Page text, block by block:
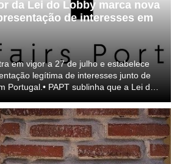
da Lei do Lobby marca nova
de interesses em
em vigor a 27 de julho e estabelece
legítima de interesses junto de
Portugal.• PAPT sublinha que a Lei do